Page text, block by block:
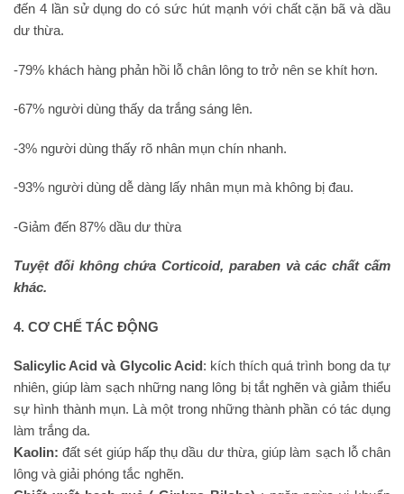
đến 4 lần sử dụng do có sức hút mạnh với chất cặn bã và dầu
dư thừa.
-79% khách hàng phản hồi lỗ chân lông to trở nên se khít hơn.
-67% người dùng thấy da trắng sáng lên.
-3% người dùng thấy rõ nhân mụn chín nhanh.
-93% người dùng dễ dàng lấy nhân mụn mà không bị đau.
-Giảm đến 87% dầu dư thừa
Tuyệt đối không chứa Corticoid, paraben và các chất cấm
khác.
4. CƠ CHẾ TÁC ĐỘNG
Salicylic Acid và Glycolic Acid: kích thích quá trình bong da tự
nhiên, giúp làm sạch những nang lông bị tắt nghẽn và giảm thiểu
sự hình thành mụn. Là một trong những thành phần có tác dụng
làm trắng da.
Kaolin: đất sét giúp hấp thụ dầu dư thừa, giúp làm sạch lỗ chân
lông và giải phóng tắc nghẽn.